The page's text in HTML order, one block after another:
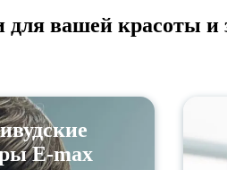
для вашей красоты и
E-max